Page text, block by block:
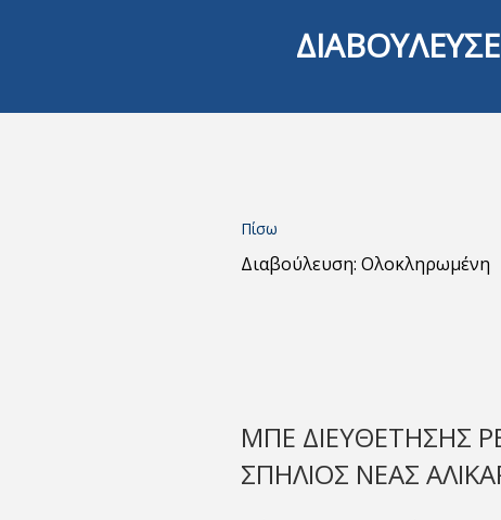
Πίσω
Διαβούλευση: Ολοκληρωμένη
ΜΠΕ ΔΙΕΥΘΕΤΗΣΗΣ
ΣΠΗΛΙΟΣ ΝΕΑΣ